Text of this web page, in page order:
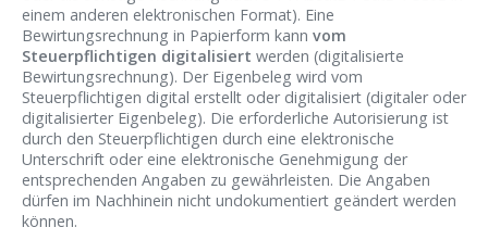
einem anderen elektronischen Format). Eine
Bewirtungsrechnung in Papierform kann vom
Steuerpflichtigen digitalisiert werden (digitalisierte
Bewirtungsrechnung). Der Eigenbeleg wird vom
Steuerpflichtigen digital erstellt oder digitalisiert (digitaler oder
digitalisierter Eigenbeleg). Die erforderliche Autorisierung ist
durch den Steuerpflichtigen durch eine elektronische
Unterschrift oder eine elektronische Genehmigung der
entsprechenden Angaben zu gewährleisten. Die Angaben
dürfen im Nachhinein nicht undokumentiert geändert werden
können.